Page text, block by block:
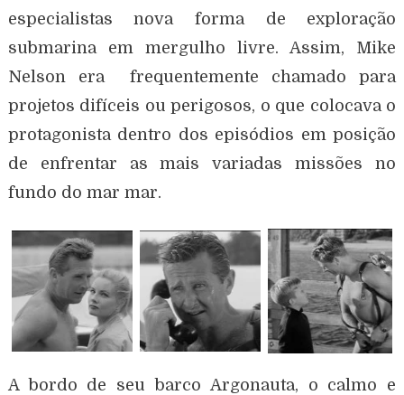
especialistas nova forma de exploração
submarina em mergulho livre. Assim, Mike
Nelson era frequentemente chamado para
projetos difíceis ou perigosos, o que colocava o
protagonista dentro dos episódios em posição
de enfrentar as mais variadas missões no
fundo do mar mar.
A bordo de seu barco Argonauta, o calmo e